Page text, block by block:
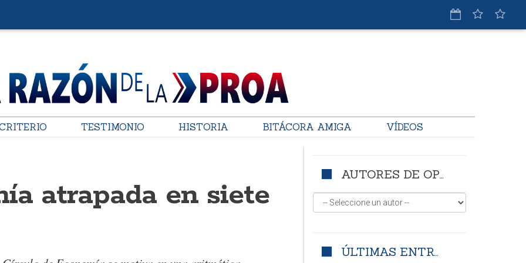
TESTIMONIO HISTORIA BITÁCORA AMIGA VÍDEOS
atrapada en siete
AUTORES DE OPINIÓN
ÚLTIMAS ENTRADAS